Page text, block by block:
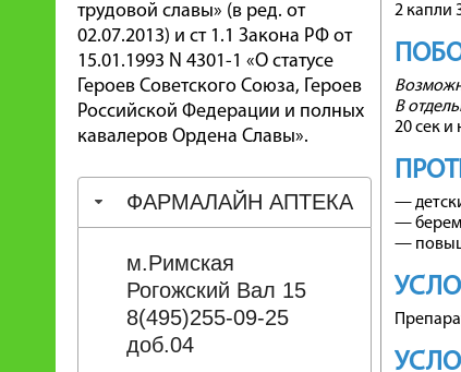
трудовой славы» (в ред. от
02.07.2013) и ст 1.1 Закона РФ от
15.01.1993 N 4301-1 «О статусе
Героев Советского Союза, Героев
Российской Федерации и полных
кавалеров Ордена Славы».
ФАРМАЛАЙН АПТЕКА
м.Римская
Рогожский Вал 15
8(495)255-09-25
доб.04
2 капли
В
20 сек и
—
—
—